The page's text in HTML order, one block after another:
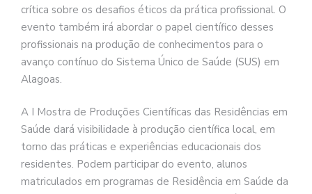
crítica sobre os desafios éticos da prática profissional. O
evento também irá abordar o papel científico desses
profissionais na produção de conhecimentos para o
avanço contínuo do Sistema Único de Saúde (SUS) em
Alagoas.
A I Mostra de Produções Científicas das Residências em
Saúde dará visibilidade à produção científica local, em
torno das práticas e experiências educacionais dos
residentes. Podem participar do evento, alunos
matriculados em programas de Residência em Saúde da